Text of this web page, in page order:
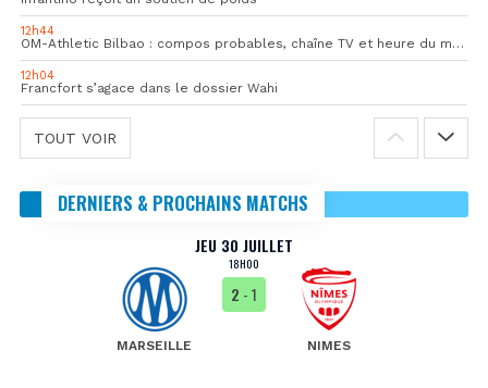
12h44
OM-Athletic Bilbao : compos probables, chaîne TV et heure du match
12h04
Francfort s’agace dans le dossier Wahi
TOUT VOIR
DERNIERS & PROCHAINS MATCHS
JEU 30 JUILLET
18H00
MARSEILLE
2 - 1
NIMES